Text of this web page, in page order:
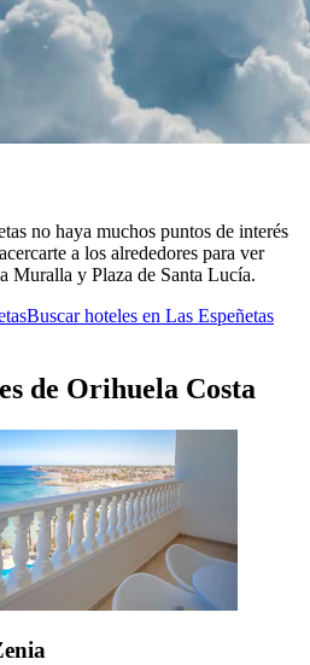
no haya muchos puntos de interés
a los alrededores para ver
Muralla y Plaza de Santa Lucía.
Buscar hoteles en Las Espeñetas
de Orihuela Costa